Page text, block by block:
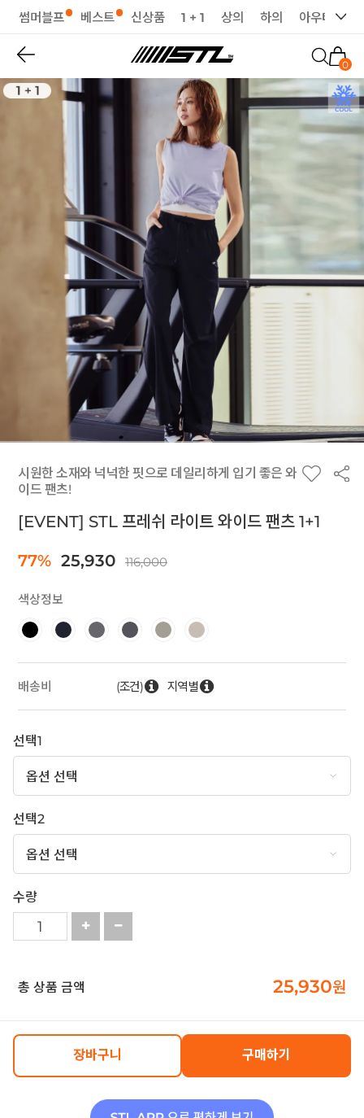
썸머블프 베스트 신상품 1 + 1 상의 하의 아우터
0
시원한 소재와 넉넉한 핏으로 데일리하게 입기 좋은 와
이드 팬츠!
[EVENT] STL 프레쉬 라이트 와이드 팬츠 1+1
77% 25,930 116,000
색상정보
배송비 (조건) 지역별
선택1
선택2
수량
총 상품 금액 25,930원
장바구니 구매하기